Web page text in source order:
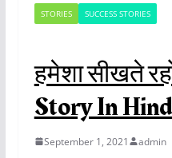
STORIES SUCCESS STORIES
हमेशा सीखते
Story In
September 1, 2021 admin